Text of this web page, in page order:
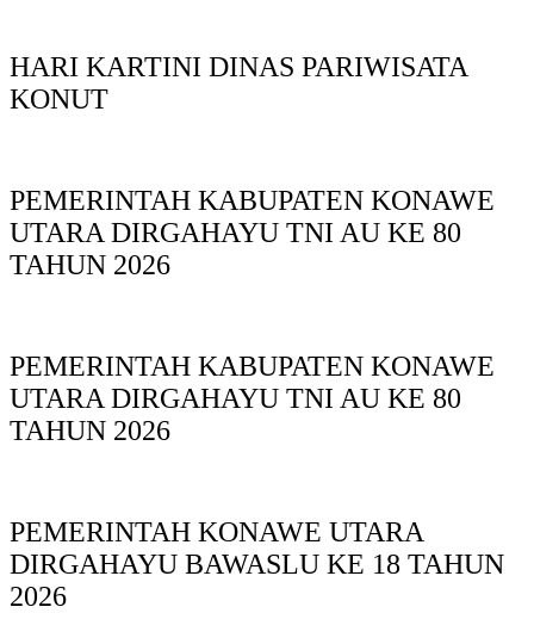
HARI KARTINI DINAS PARIWISATA
KONUT
PEMERINTAH KABUPATEN KONAWE
UTARA DIRGAHAYU TNI AU KE 80
TAHUN 2026
PEMERINTAH KABUPATEN KONAWE
UTARA DIRGAHAYU TNI AU KE 80
TAHUN 2026
PEMERINTAH KONAWE UTARA
DIRGAHAYU BAWASLU KE 18 TAHUN
2026